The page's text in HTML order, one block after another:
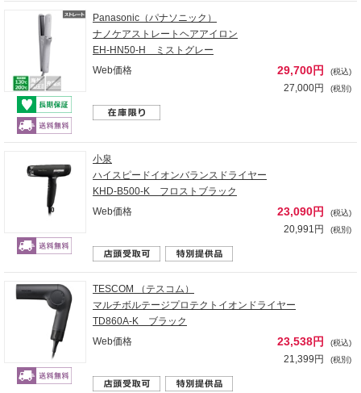
Panasonic（パナソニック）
ナノケアストレートヘアアイロン
EH-HN50-H ミストグレー
Web価格
29,700円 (税込)
27,000円 (税別)
小泉
ハイスピードイオンバランスドライヤー
KHD-B500-K フロストブラック
Web価格
23,090円 (税込)
20,991円 (税別)
TESCOM （テスコム）
マルチボルテージプロテクトイオンドライヤー
TD860A-K ブラック
Web価格
23,538円 (税込)
21,399円 (税別)